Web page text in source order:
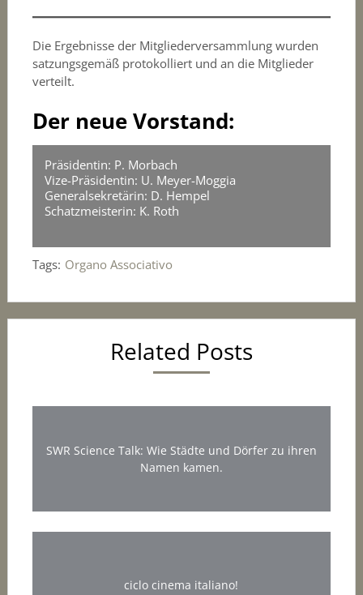
Die Ergebnisse der Mitgliederversammlung wurden
satzungsgemäß protokolliert und an die Mitglieder
verteilt.
Der neue Vorstand:
Präsidentin: P. Morbach
Vize-Präsidentin: U. Meyer-Moggia
Generalsekretärin: D. Hempel
Schatzmeisterin: K. Roth
Tags: Organo Associativo
Related Posts
SWR Science Talk: Wie Städte und Dörfer zu ihren
Namen kamen.
ciclo cinema italiano!